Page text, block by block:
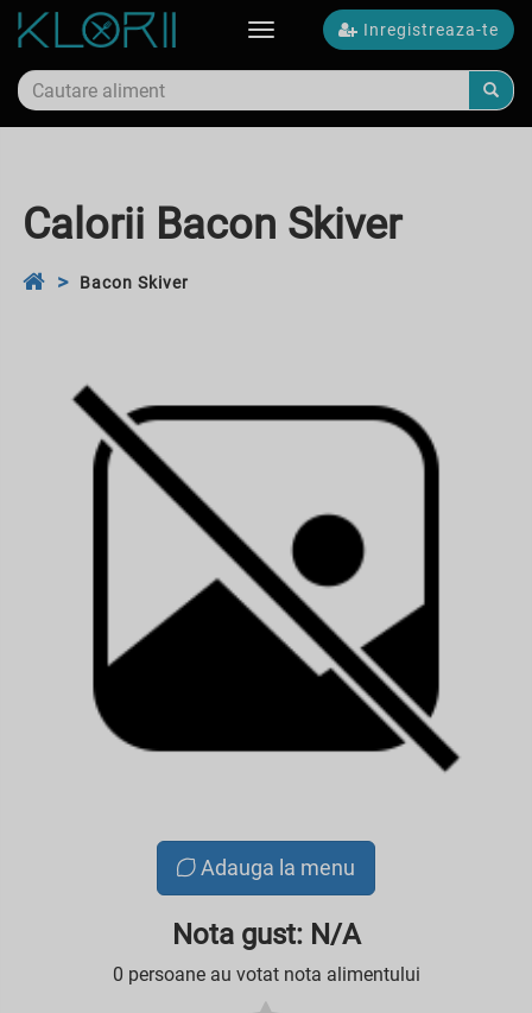
Inregistreaza-te
Toggle
Calorii Bacon Skiver
Bacon Skiver
Adauga la menu
Nota gust: N/A
0 persoane au votat nota alimentului